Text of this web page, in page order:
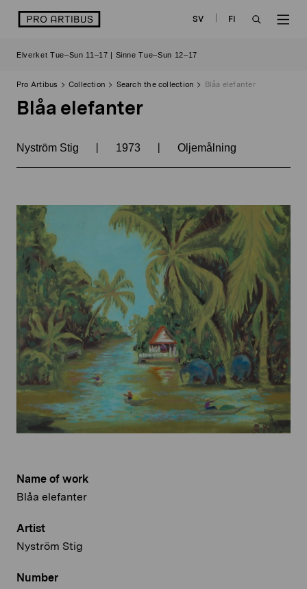
logo SV
FI
Elverket Tue–Sun 11–17 | Sinne Tue–Sun 12–17
Pro Artibus Collection Search the collection Blåa elefanter
Blåa elefanter
Nyström Stig | 1973 | Oljemålning
Name of work
Blåa elefanter
Artist
Nyström Stig
Number